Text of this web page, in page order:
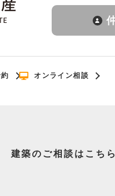
オンライン相談
建築のご相談はこちら